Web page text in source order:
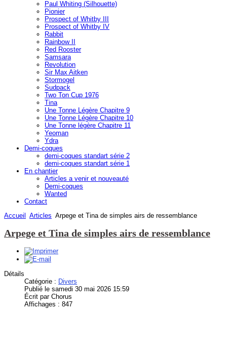
Paul Whiting (Silhouette)
Pionier
Prospect of Whitby III
Prospect of Whitby IV
Rabbit
Rainbow II
Red Rooster
Samsara
Revolution
Sir Max Aitken
Stormogel
Sudpack
Two Ton Cup 1976
Tina
Une Tonne Légère Chapitre 9
Une Tonne Légère Chapitre 10
Une Tonne légère Chapitre 11
Yeoman
Ydra
Demi-coques
demi-coques standart série 2
demi-coques standart série 1
En chantier
Articles a venir et nouveauté
Demi-coques
Wanted
Contact
Accueil
Articles Arpege et Tina de simples airs de ressemblance
Arpege et Tina de simples airs de ressemblance
Détails
Catégorie : Divers
Publié le samedi 30 mai 2026 15:59
Écrit par Chorus
Affichages : 847